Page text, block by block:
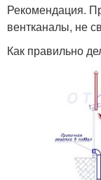
Рекомендация.
вентканалы, не
Как правильно